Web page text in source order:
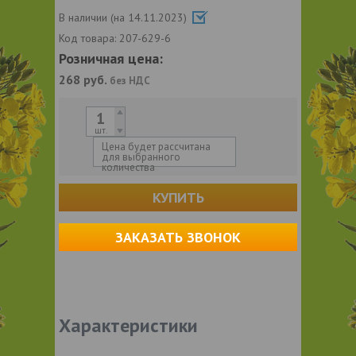
В наличии (на 14.11.2023)
Код товара: 207-629-6
Розничная цена:
268 руб. без НДС
шт.
Цена будет рассчитана
для выбранного
количества
КУПИТЬ
ЗАКАЗАТЬ ЗВОНОК
Характеристики